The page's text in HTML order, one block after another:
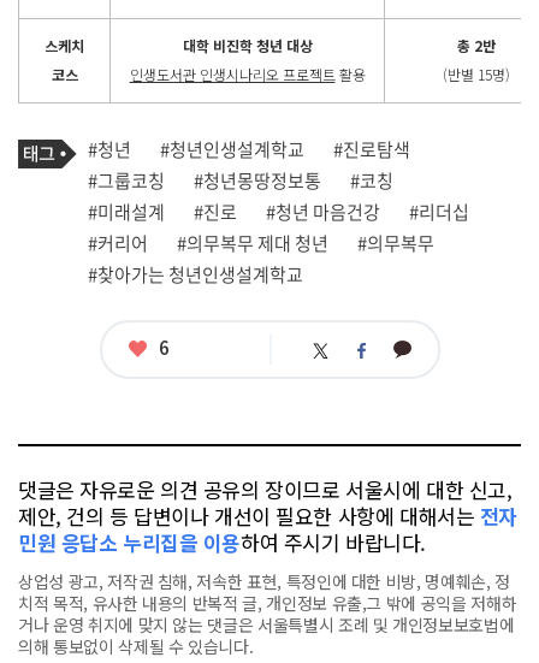
스케치
코스
대학 비진학 청년 대상
인생도서관 인생시나리오 프로젝트 활용
총 2반
(반별 15명)
기
사
관
련
태
그
태
그
#청년 #청년인생설계학교
#진로탐색
#그룹코칭
#청년몽땅정보통
#코칭
#미래설계
#진로 #청년 마음건강
#리더십
#커리어
#의무복무 제대 청년
#의무복무
#찾아가는 청년인생설계학교
좋
6 트 페 카
댓글은 자유로운 의견 공유의 장이므로 서울시에 대한 신고,
제안, 건의 등 답변이나 개선이 필요한 사항에 대해서는 전자
민원 응답소 누리집을 이용하여 주시기 바랍니다.
상업성 광고, 저작권 침해, 저속한 표현, 특정인에 대한 비방, 명예훼손, 정
치적 목적, 유사한 내용의 반복적 글, 개인정보 유출,그 밖에 공익을 저해하
거나 운영 취지에 맞지 않는 댓글은 서울특별시 조례 및 개인정보보호법에
의해 통보없이 삭제될 수 있습니다.